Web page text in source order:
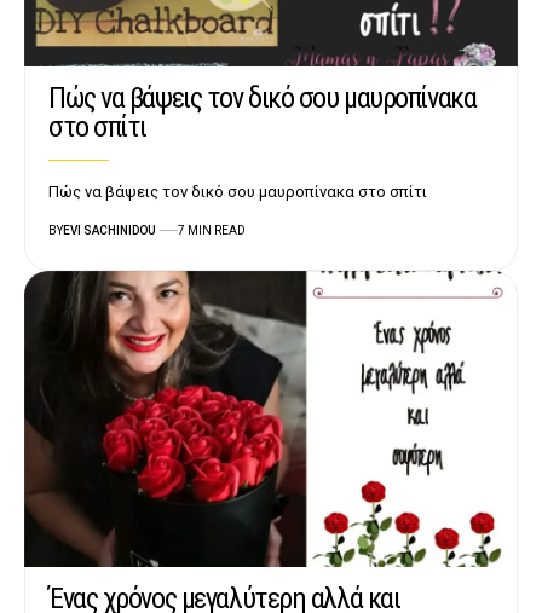
Πώς να βάψεις τον δικό σου μαυροπίνακα
στο σπίτι
Πώς να βάψεις τον δικό σου μαυροπίνακα στο σπίτι
BYEVI SACHINIDOU 7 MIN READ
Ένας χρόνος μεγαλύτερη αλλά και